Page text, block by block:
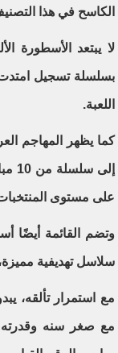
الكاسح في هذا
لا يبتعد الأسطورة
اللعبة.
كما يظهر المهاجم
على مستوى
وتضم القائمة أيضًا
سلاسل تهديفية
مع استمرار تألقه،
مع صغر سنه وقدرته